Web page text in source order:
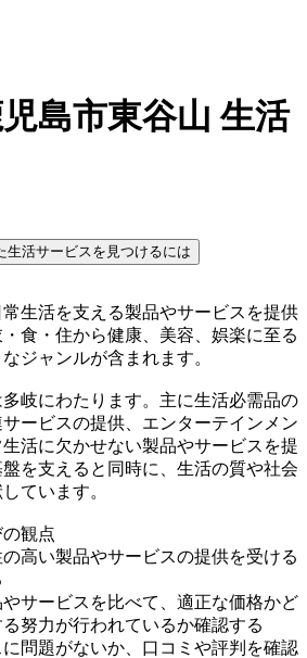
島市東谷山 生活
生活サービスを見つけるには
生活を支える製品やサービスを提供
食・住から健康、美容、娯楽に至る
ジャンルが含まれます。
岐にわたります。主に生活必需品の
ービスの提供、エンターテインメン
生活に欠かせない製品やサービスを提
を支えると同時に、生活の質や社会
ています。
観点
高い製品やサービスの提供を受ける
サービスを比べて、適正な価格かど
努力が行われているか確認する
問題がないか、口コミや評判を確認